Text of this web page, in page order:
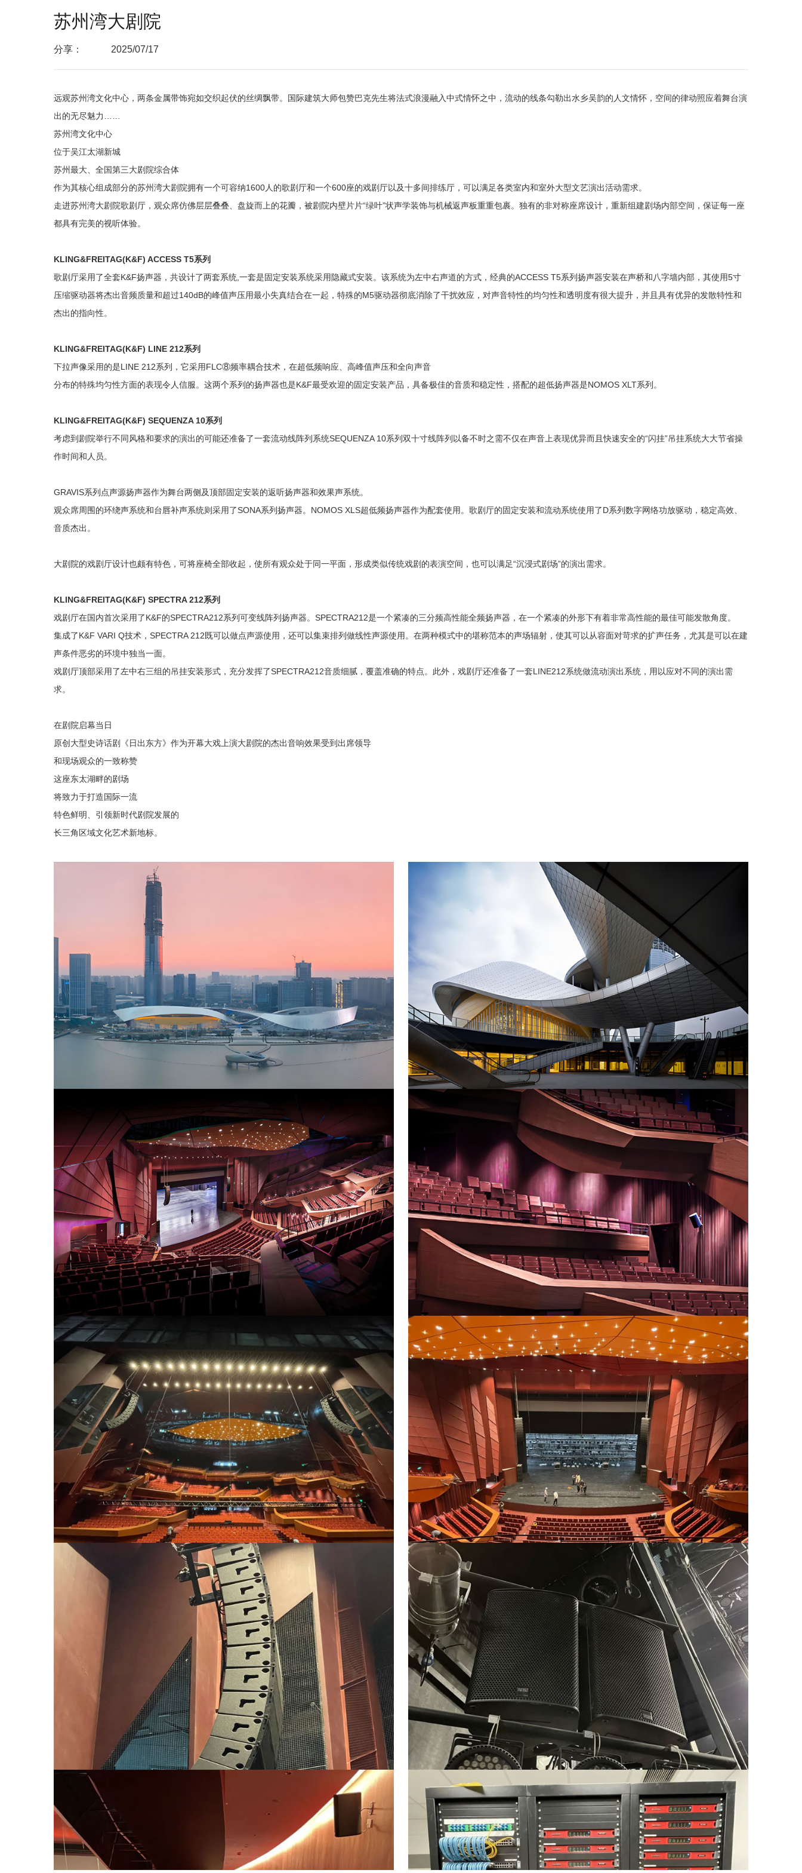
苏州湾大剧院
分享： 2025/07/17
远观苏州湾文化中心，两条金属带饰宛如交织起伏的丝绸飘带。国际建筑大师包赞巴克先生将法式浪漫融入中式情怀之中，流动的线条勾勒出水乡吴韵的人文情怀，空间的律动照应着舞台演
出的无尽魅力……
苏州湾文化中心
位于吴江太湖新城
苏州最大、全国第三大剧院综合体
作为其核心组成部分的苏州湾大剧院拥有一个可容纳1600人的歌剧厅和一个600座的戏剧厅以及十多间排练厅， 可以满足各类室内和室外大型文艺演出活动需求。
走进苏州湾大剧院歌剧厅，观众席仿佛层层叠叠、盘旋而上的花瓣，被剧院内壁片片“绿叶”状声学装饰与机械返声板重重包裹。 独有的非对称座席设计，重新组建剧场内部空间，保证每一座
都具有完美的视听体验。
KLING&FREITAG(K&F) ACCESS T5系列
歌剧厅采用了全套K&F扬声器，共设计了两套系统,一套是固定安装系统采用隐藏式安装。该系统为左中右声道的方式，经典的ACCESS T5系列扬声器安装在声桥和八字墙内部，其使用5寸
压缩驱动器将杰出音频质量和超过140dB的峰值声压用最小失真结合在一起，特殊的M5驱动器彻底消除了干扰效应，对声音特性的均匀性和透明度有很大提升，并且具有优异的发散特性和
杰出的指向性。
KLING&FREITAG(K&F) LINE 212系列
下拉声像采用的是LINE 212系列，它采用FLC⑧频率耦合技术，在超低频响应、高峰值声压和全向声音
分布的特殊均匀性方面的表现令人信服。这两个系列的扬声器也是K&F最受欢迎的固定安装产品，具备极佳的音质和稳定性，搭配的超低扬声器是NOMOS XLT系列。
KLING&FREITAG(K&F) SEQUENZA 10系列
考虑到剧院举行不同风格和要求的演出的可能还准备了一套流动线阵列系统SEQUENZA 10系列双十寸线阵列以备不时之需不仅在声音上表现优异而且快速安全的“闪挂”吊挂系统大大节省操
作时间和人员。
GRAVIS系列点声源扬声器作为舞台两侧及顶部固定安装的返听扬声器和效果声系统。
观众席周围的环绕声系统和台唇补声系统则采用了SONA系列扬声器。 NOMOS XLS超低频扬声器作为配套使用。 歌剧厅的固定安装和流动系统使用了D系列数字网络功放驱动，稳定高效、
音质杰出。
大剧院的戏剧厅设计也颇有特色， 可将座椅全部收起， 使所有观众处于同一平面， 形成类似传统戏剧的表演空间， 也可以满足“沉浸式剧场”的演出需求。
KLING&FREITAG(K&F) SPECTRA 212系列
戏剧厅在国内首次采用了K&F的SPECTRA212系列可变线阵列扬声器。SPECTRA212是一个紧凑的三分频高性能全频扬声器，在一个紧凑的外形下有着非常高性能的最佳可能发散角度。
集成了K&F VARI Q技术，SPECTRA 212既可以做点声源使用，还可以集束排列做线性声源使用。在两种模式中的堪称范本的声场辐射，使其可以从容面对苛求的扩声任务，尤其是可以在建
声条件恶劣的环境中独当一面。
戏剧厅顶部采用了左中右三组的吊挂安装形式，充分发挥了SPECTRA212音质细腻，覆盖准确的特点。此外，戏剧厅还准备了一套LINE212系统做流动演出系统，用以应对不同的演出需
求。
在剧院启幕当日
原创大型史诗话剧《日出东方》作为开幕大戏上演大剧院的杰出音响效果受到出席领导
和现场观众的一致称赞
这座东太湖畔的剧场
将致力于打造国际一流
特色鲜明、引领新时代剧院发展的
长三角区域文化艺术新地标。